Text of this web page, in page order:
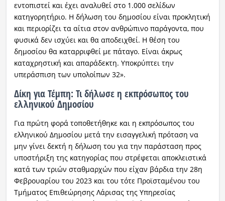
εντοπιστεί και έχει αναλυθεί στο 1.000 σελίδων
κατηγορητήριο. Η δήλωση του δημοσίου είναι προκλητική
και περιορίζει τα αίτια στον ανθρώπινο παράγοντα, που
φυσικά δεν ισχύει και θα αποδειχθεί. Η θέση του
δημοσίου θα καταρριφθεί με πάταγο. Είναι άκρως
καταχρηστική και απαράδεκτη. Υποκρύπτει την
υπεράσπιση των υπολοίπων 32».
Δίκη για Τέμπη: Τι δήλωσε η εκπρόσωπος του
ελληνικού Δημοσίου
Για πρώτη φορά τοποθετήθηκε και η εκπρόσωπος του
ελληνικού Δημοσίου μετά την εισαγγελική πρόταση να
μην γίνει δεκτή η δήλωση του για την παράσταση προς
υποστήριξη της κατηγορίας που στρέφεται αποκλειστικά
κατά των τριών σταθμαρχών που είχαν βάρδια την 28η
Φεβρουαρίου του 2023 και του τότε Προϊσταμένου του
Τμήματος Επιθεώρησης Λάρισας της Υπηρεσίας